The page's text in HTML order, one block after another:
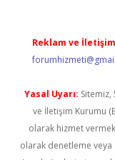
Reklam ve
Yasal Uyarı: Sitemiz,
ve İletişim Kurumu
olarak hizmet
olarak denetleme veya